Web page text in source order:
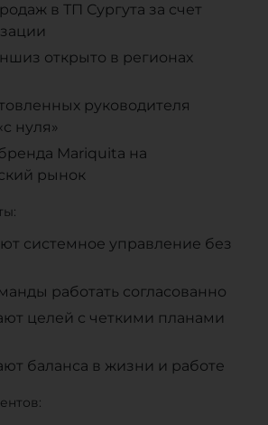
в ТП Сургута за счет
открыто в регионах
руководителя
нуля»
Mariquita на
рынок
системное управление без
работать согласованно
целей с четкими планами
баланса в жизни и работе